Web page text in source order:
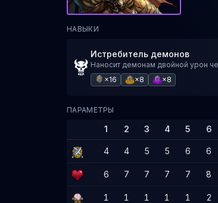
НАВЫКИ
Истребитель демонов
Наносит демонам двойной урон
×16
×8 ×8
ПАРАМЕТРЫ
1 2 3 4 5 6
4 4 5 5 6 6
6 7 7 7 7 8
1 1 1 1 1 2